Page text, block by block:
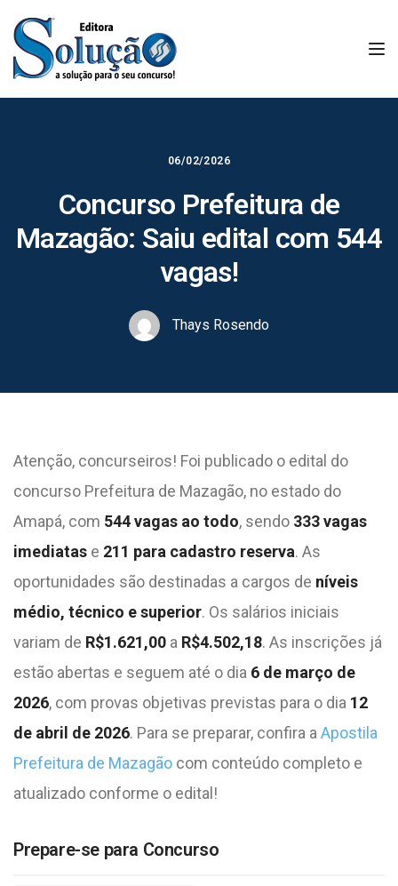
06/02/2026
Concurso Prefeitura de
Mazagão: Saiu edital com 544
vagas!
Thays Rosendo
Atenção, concurseiros! Foi publicado o edital do
concurso Prefeitura de Mazagão, no estado do
Amapá, com 544 vagas ao todo, sendo 333 vagas
imediatas e 211 para cadastro reserva. As
oportunidades são destinadas a cargos de níveis
médio, técnico e superior. Os salários iniciais
variam de R$1.621,00 a R$4.502,18. As inscrições já
estão abertas e seguem até o dia 6 de março de
2026, com provas objetivas previstas para o dia 12
de abril de 2026. Para se preparar, confira a Apostila
Prefeitura de Mazagão com conteúdo completo e
atualizado conforme o edital!
Prepare-se para Concurso